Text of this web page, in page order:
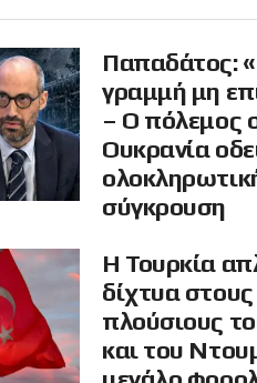
Παπαδάτος:
γραμμή μη
– Ο πόλεμος
Ουκρανία
σύγκρουση
Η Τουρκία
δίχτυα στους
πλούσιους
και του